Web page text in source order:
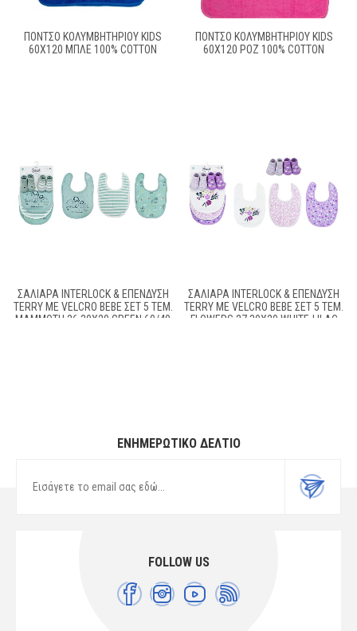
ΠΌΝΤΣΟ ΚΟΛΥΜΒΗΤΗΡΊΟΥ KIDS
60X120 ΜΠΛΕ 100% COTTON
ΠΌΝΤΣΟ ΚΟΛΥΜΒΗΤΗΡΊΟΥ KIDS
60X120 ΡΟΖ 100% COTTON
ΣΑΛΙΆΡΑ INTERLOCK & ΕΠΈΝΔΥΣΗ
TERRY ΜΕ VELCRO BEBE ΣΕΤ 5 ΤΕΜ.
MAMMOTH 26 30X20 GREEN 60/40
ΣΑΛΙΆΡΑ INTERLOCK & ΕΠΈΝΔΥΣΗ
TERRY ΜΕ VELCRO BEBE ΣΕΤ 5 ΤΕΜ.
FLOWERS 27 30X20 WHITE-LILAC
ΕΝΗΜΕΡΩΤΙΚΌ ΔΕΛΤΊΟ
FOLLOW US